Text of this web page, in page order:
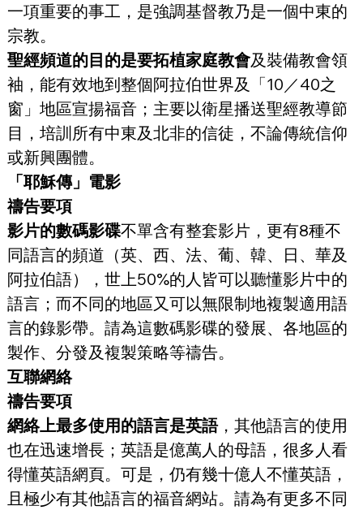
一項重要的事工，是強調基督教乃是一個中東的
宗教。
聖經頻道的目的是要拓植家庭教會及裝備教會領
袖，能有效地到整個阿拉伯世界及「10／40之
窗」地區宣揚福音；主要以衛星播送聖經教導節
目，培訓所有中東及北非的信徒，不論傳統信仰
或新興團體。
「耶穌傳」電影
禱告要項
影片的數碼影碟不單含有整套影片，更有8種不
同語言的頻道（英、西、法、葡、韓、日、華及
阿拉伯語），世上50%的人皆可以聽懂影片中的
語言；而不同的地區又可以無限制地複製適用語
言的錄影帶。請為這數碼影碟的發展、各地區的
製作、分發及複製策略等禱告。
互聯網絡
禱告要項
網絡上最多使用的語言是英語，其他語言的使用
也在迅速增長；英語是億萬人的母語，很多人看
得懂英語網頁。可是，仍有幾十億人不懂英語，
且極少有其他語言的福音網站。請為有更多不同